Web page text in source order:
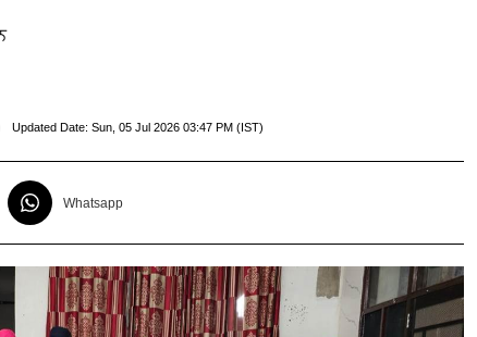
Updated Date: Sun, 05 Jul 2026 03:47 PM (IST)
Whatsapp